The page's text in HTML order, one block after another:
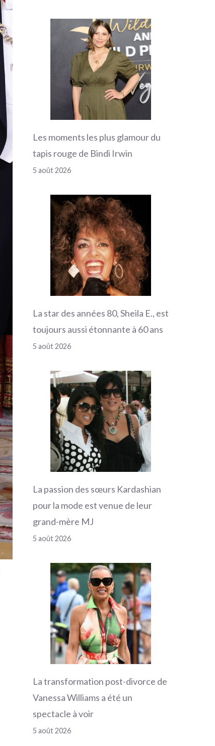
Les moments les plus glamour du
tapis rouge de Bindi Irwin
5 août 2026
La star des années 80, Sheila E., est
toujours aussi étonnante à 60 ans
5 août 2026
La passion des sœurs Kardashian
pour la mode est venue de leur
grand-mère MJ
5 août 2026
La transformation post-divorce de
Vanessa Williams a été un
spectacle à voir
5 août 2026